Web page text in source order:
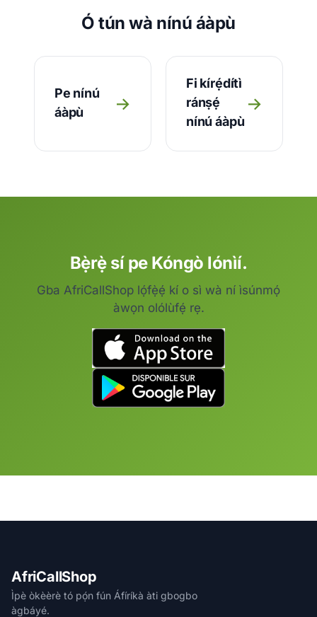
Ó tún wà nínú áàpù
Pe nínú
áàpù
→
Fi kírẹ́dítì
ránṣẹ́
nínú áàpù
→
Bẹ̀rẹ̀ sí pe Kóngò lónìí.
Gba AfriCallShop lọ́fẹ̀ẹ́ kí o sì wà ní ìsúnmọ́
àwọn olólùfẹ́ rẹ.
AfriCallShop
Ìpè òkèèrè tó pọ́n fún Áfíríkà àti gbogbo
àgbáyé.